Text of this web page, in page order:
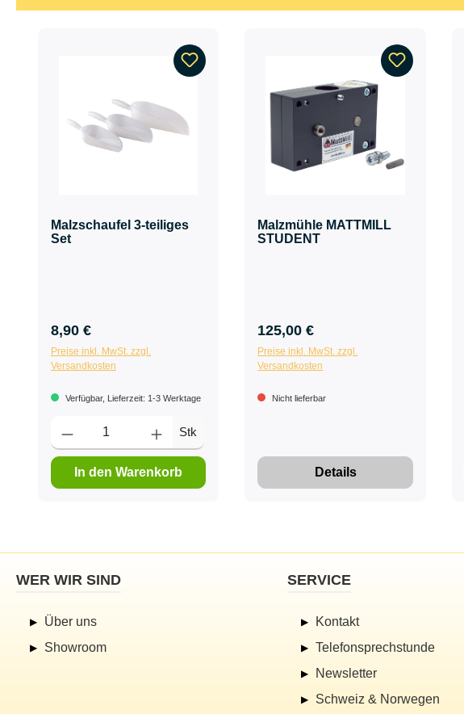
Malzschaufel 3-teiliges
Set
8,90 €
Preise inkl. MwSt. zzgl.
Versandkosten
Verfügbar, Lieferzeit: 1-3 Werktage
Stk
In den Warenkorb
Malzmühle MATTMILL
STUDENT
125,00 €
Preise inkl. MwSt. zzgl.
Versandkosten
Nicht lieferbar
Details
WER WIR SIND
Über uns
Showroom
SERVICE
Kontakt
Telefonsprechstunde
Newsletter
Schweiz & Norwegen